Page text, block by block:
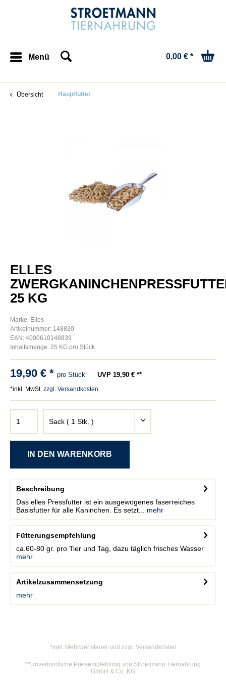
Menü 0,00 € *
Übersicht Hauptfutter
ELLES
25 KG
Marke: Elles
Artikelnummer: 148830
EAN: 4000610148839
Inhaltsmenge: 25 KG pro Stück
19,90 € * pro Stück UVP 19,90 € **
*inkl. MwSt. zzgl. Versandkosten
Beschreibung
Das elles Pressfutter ist ein ausgewogenes faserreiches
Basisfutter für alle Kaninchen. Es setzt...
mehr
Fütterungsempfehlung
ca.60-80 gr. pro Tier und Tag, dazu täglich frisches Wasser
mehr
Artikelzusammensetzung
mehr
*inkl. Mehrwertsteuer und zzgl. Versandkosten
**Unverbindliche Preisempfehlung von Stroetmann Tiernahrung
GmbH & Co. KG